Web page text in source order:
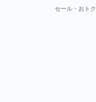
セール・おトク